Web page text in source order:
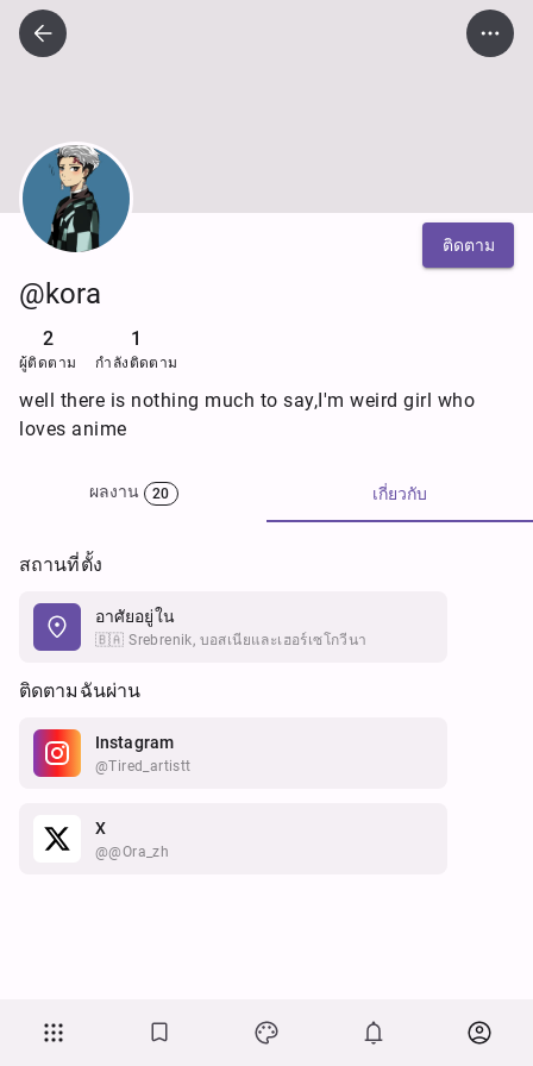
ติดตาม
@kora
2
ผู้ติดตาม
1
กำลังติดตาม
well there is nothing much to say,I'm weird girl who
loves anime
ผลงาน 20 เกี่ยวกับ
สถานที่ตั้ง
อาศัยอยู่ใน
🇧🇦 Srebrenik, บอสเนียและเฮอร์เซโกวีนา
ติดตามฉันผ่าน
Instagram
@tired_artistt
X
@@ora_zh